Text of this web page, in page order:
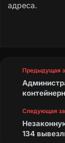
адреса.
Предыдущая
Следующая
134